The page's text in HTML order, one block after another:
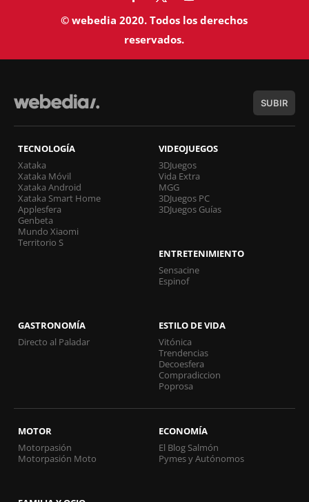
© webedia 2020. Todos los derechos
reservados.
SUBIR
TECNOLOGÍA
Xataka
Xataka Móvil
Xataka Android
Xataka Smart Home
Applesfera
Genbeta
Mundo Xiaomi
Territorio S
VIDEOJUEGOS
3DJuegos
Vida Extra
MGG
3DJuegos PC
3DJuegos Guías
ENTRETENIMIENTO
Sensacine
Espinof
GASTRONOMÍA
Directo al Paladar
ESTILO DE VIDA
Vitónica
Trendencias
Decoesfera
Compradiccion
Poprosa
MOTOR
Motorpasión
Motorpasión Moto
ECONOMÍA
El Blog Salmón
Pymes y Autónomos